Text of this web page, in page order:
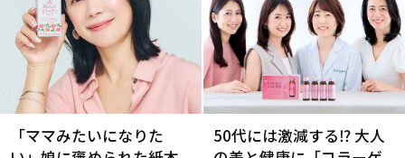
「ママみたいになりた
50代には激減する⁉ 大人